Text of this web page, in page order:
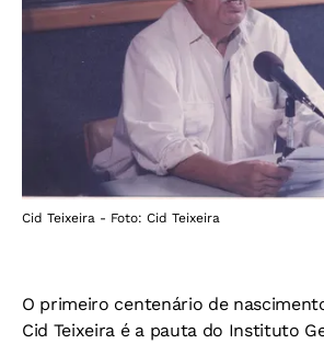
Cid Teixeira - Foto: Cid Teixeira
O primeiro centenário de
Cid Teixeira é a pauta do Instituto